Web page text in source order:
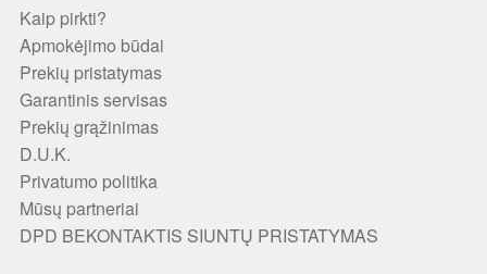
Kaip pirkti?
Apmokėjimo būdai
Prekių pristatymas
Garantinis servisas
Prekių grąžinimas
D.U.K.
Privatumo politika
Mūsų partneriai
DPD BEKONTAKTIS SIUNTŲ PRISTATYMAS